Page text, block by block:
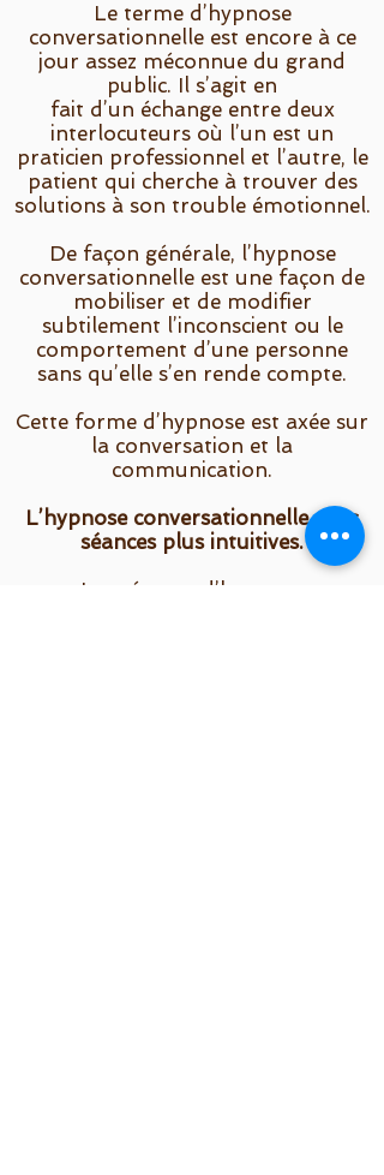
Le terme d’hypnose
conversationnelle est encore à ce
jour assez méconnue du grand
public. Il s’agit en
fait d’un échange entre deux
interlocuteurs où l’un est un
praticien professionnel et l’autre, le
patient qui cherche à trouver des
solutions à son trouble émotionnel.
De façon générale, l’hypnose
conversationnelle est une façon de
mobiliser et de modifier
subtilement l’inconscient ou le
comportement d’une personne
sans qu’elle s’en rende compte.
Cette forme d’hypnose est axée sur
la conversation et la
communication.
L’hypnose conversationnelle : des
séances plus intuitives.
Les séances d’hypnose